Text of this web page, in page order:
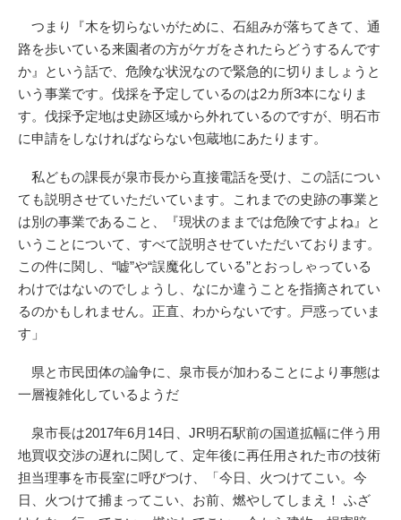
つまり『木を切らないがために、石組みが落ちてきて、通
路を歩いている来園者の方がケガをされたらどうするんです
か』という話で、危険な状況なので緊急的に切りましょうと
いう事業です。伐採を予定しているのは2カ所3本になりま
す。伐採予定地は史跡区域から外れているのですが、明石市
に申請をしなければならない包蔵地にあたります。
私どもの課長が泉市長から直接電話を受け、この話につい
ても説明させていただいています。これまでの史跡の事業と
は別の事業であること、『現状のままでは危険ですよね』と
いうことについて、すべて説明させていただいております。
この件に関し、“嘘”や“誤魔化している”とおっしゃっている
わけではないのでしょうし、なにか違うことを指摘されてい
るのかもしれません。正直、わからないです。戸惑っていま
す」
県と市民団体の論争に、泉市長が加わることにより事態は
一層複雑化しているようだ
泉市長は2017年6月14日、JR明石駅前の国道拡幅に伴う用
地買収交渉の遅れに関して、定年後に再任用された市の技術
担当理事を市長室に呼びつけ、「今日、火つけてこい。今
日、火つけて捕まってこい、お前、燃やしてしまえ！ ふざ